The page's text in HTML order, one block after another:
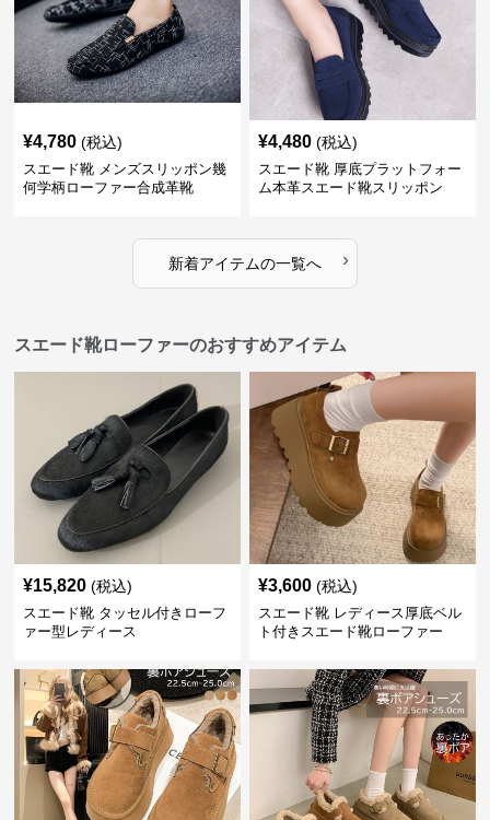
¥4,780 (税込)
スエード靴 メンズスリッポン幾
何学柄ローファー合成革靴
¥4,480 (税込)
スエード靴 厚底プラットフォー
ム本革スエード靴スリッポン
新着アイテムの一覧へ ›
スエード靴ローファーのおすすめアイテム
¥15,820 (税込)
スエード靴 タッセル付きローフ
ァー型レディース
¥3,600 (税込)
スエード靴 レディース厚底ベル
ト付きスエード靴ローファー